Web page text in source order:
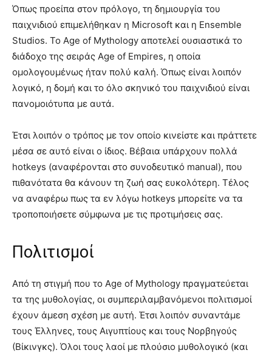
Όπως προείπα στον πρόλογο, τη δημιουργία του
παιχνιδιού επιμελήθηκαν η Microsoft και η Ensemble
Studios. Το Age of Mythology αποτελεί ουσιαστικά το
διάδοχο της σειράς Age of Empires, η οποία
ομολογουμένως ήταν πολύ καλή. Όπως είναι λοιπόν
λογικό, η δομή και το όλο σκηνικό του παιχνιδιού είναι
πανομοιότυπα με αυτά.
Έτσι λοιπόν ο τρόπος με τον οποίο κινείστε και πράττετε
μέσα σε αυτό είναι ο ίδιος. Βέβαια υπάρχουν πολλά
hotkeys (αναφέρονται στο συνοδευτικό manual), που
πιθανότατα θα κάνουν τη ζωή σας ευκολότερη. Τέλος
να αναφέρω πως τα εν λόγω hotkeys μπορείτε να τα
τροποποιήσετε σύμφωνα με τις προτιμήσεις σας.
Πολιτισμοί
Από τη στιγμή που το Age of Mythology πραγματεύεται
τα της μυθολογίας, οι συμπεριλαμβανόμενοι πολιτισμοί
έχουν άμεση σχέση με αυτή. Έτσι λοιπόν συναντάμε
τους Έλληνες, τους Αιγυπτίους και τους Νορβηγούς
(Βίκινγκς). Όλοι τους λαοί με πλούσιο μυθολογικό (και